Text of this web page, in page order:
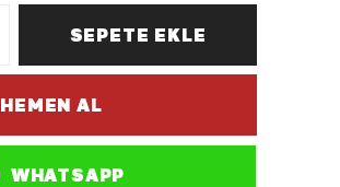
SEPETE EKLE
HEMEN AL
WHATSAPP